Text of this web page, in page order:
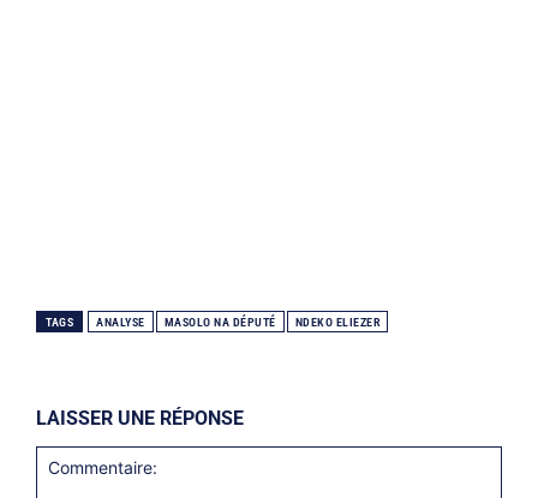
TAGS ANALYSE MASOLO NA DÉPUTÉ NDEKO ELIEZER
LAISSER UNE RÉPONSE